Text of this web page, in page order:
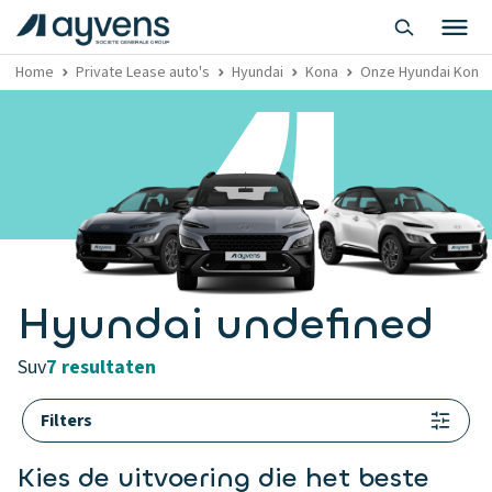
Home Private Lease auto's Hyundai Kona Onze Hyundai
Hyundai undefined
suv7 resultaten
Filters
Kies de uitvoering die het beste